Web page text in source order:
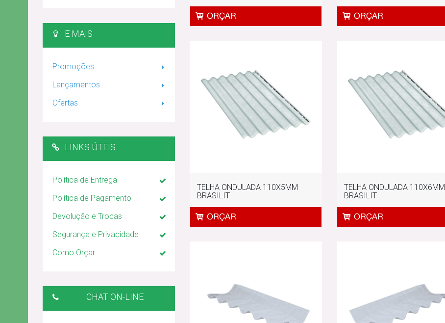
E MAIS
Promoções
Lançamentos
Ofertas
LINKS ÚTEIS
Política de Entrega
Política de Pagamento
Devolução e Trocas
Segurança e Privacidade
Como Orçar
CHAT ON-LINE
TELHA ONDULADA 110X5MM
BRASILIT
TELHA ONDULADA 110X6MM
BRASILIT